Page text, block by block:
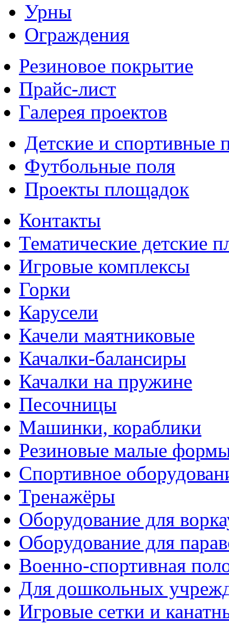
Урны
Ограждения
Резиновое покрытие
Прайс-лист
Галерея проектов
Детские и спортивные
Футбольные поля
Проекты площадок
Контакты
Тематические детские
Игровые комплексы
Горки
Карусели
Качели маятниковые
Качалки-балансиры
Качалки на пружине
Песочницы
Машинки, кораблики
Резиновые малые
Спортивное
Тренажёры
Оборудование для
Оборудование для
Военно-спортивная
Для дошкольных
Игровые сетки и